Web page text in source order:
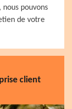
pouvons
de votre
client